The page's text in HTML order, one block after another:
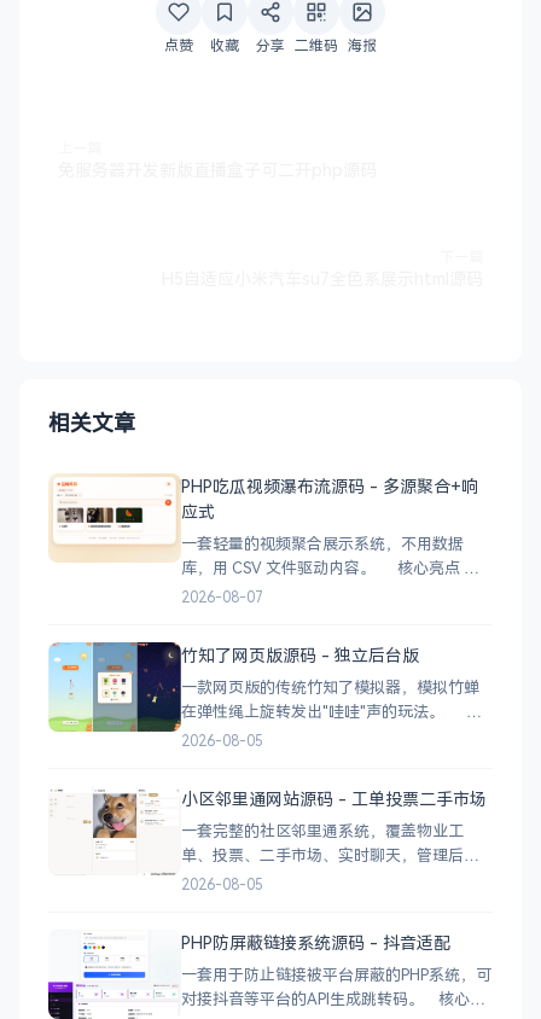
点赞 收藏 分享 二维码 海报
相关文章
PHP吃瓜视频瀑布流源码 - 多源聚合+响
应式
一套轻量的视频聚合展示系统，不用数据
库，用 CSV 文件驱动内容。 核心亮点
CSV 驱动：不用配数据库，编
示：移动端 2 列 → 平板 3 列 → 桌面 4~5
2026-08-07
竹知了网页版源码 - 独立后台版
一款网页版的传统竹知了模拟器，模拟竹蝉
在弹性绳上旋转发出"哇哇"声的玩法。 核
心功能 网页版运行，无需下载 独立后台管
2026-08-05
小区邻里通网站源码 - 工单投票二手市场
一套完整的社区邻里通系统，覆盖物业工
单、投票、二手市场、实时聊天，管理后台
一应俱全。 前台功能 九宫格快捷菜单 +
情 小区投票：发起/参与/查看结果 邻里社区
2026-08-05
PHP防屏蔽链接系统源码 - 抖音适配
一套用于防止链接被平台屏蔽的PHP系统，可
对接抖音等平台的API生成跳转码。 核心功